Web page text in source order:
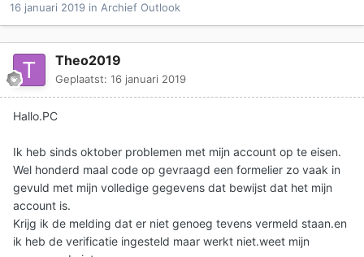
16 januari 2019 in Archief Outlook
Theo2019
Geplaatst: 16 januari 2019
Hallo.PC
Ik heb sinds oktober problemen met mijn account op te eisen.
Wel honderd maal code op gevraagd een formelier zo vaak in
gevuld met mijn volledige gegevens dat bewijst dat het mijn
account is.
Krijg ik de melding dat er niet genoeg tevens vermeld staan.en
ik heb de verificatie ingesteld maar werkt niet.weet mijn